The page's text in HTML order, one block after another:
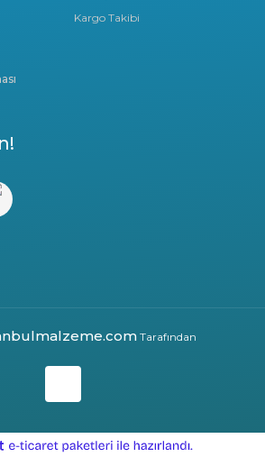
Kargo Takibi
Tarafından
ideasoft
e-